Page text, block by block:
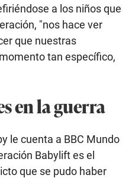
albergues para recibir a los
muy cercanas. Y de
que la operación
con la que las
[...] El hecho de que